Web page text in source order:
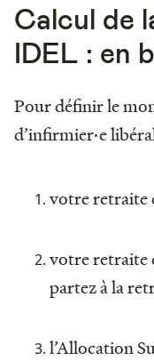
Calcul de
IDEL : en
Pour définir le
d’infirmier·e
votre retraite
votre retraite
partez à la
l’Allocation